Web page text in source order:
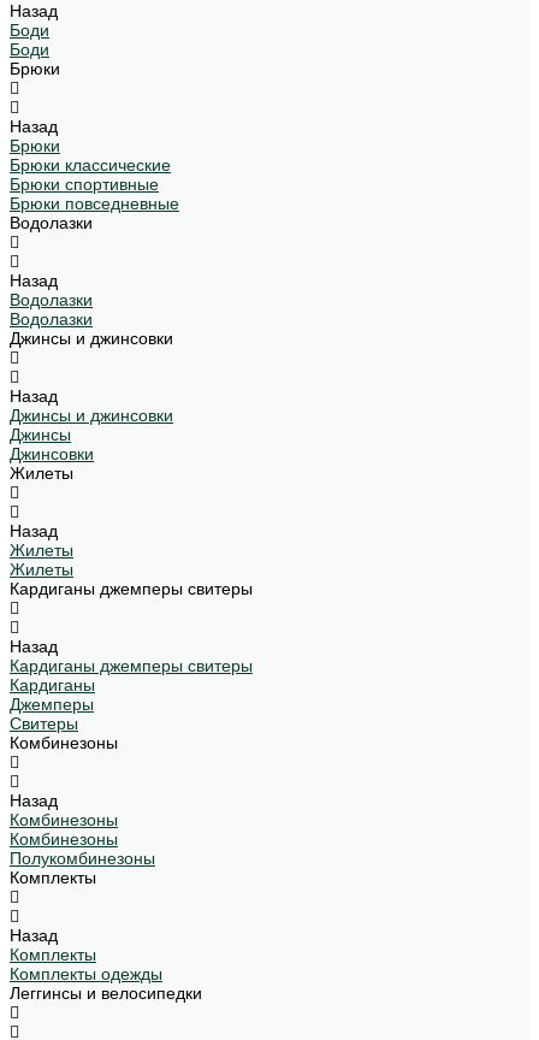
Назад
Боди
Боди
Брюки
Назад
Брюки
Брюки классические
Брюки спортивные
Брюки повседневные
Водолазки
Назад
Водолазки
Водолазки
Джинсы и джинсовки
Назад
Джинсы и джинсовки
Джинсы
Джинсовки
Жилеты
Назад
Жилеты
Жилеты
Кардиганы джемперы свитеры
Назад
Кардиганы джемперы свитеры
Кардиганы
Джемперы
Свитеры
Комбинезоны
Назад
Комбинезоны
Комбинезоны
Полукомбинезоны
Комплекты
Назад
Комплекты
Комплекты одежды
Леггинсы и велосипедки